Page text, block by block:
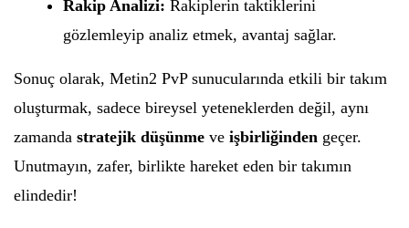
Rakip Analizi: Rakiplerin taktiklerini
gözlemleyip analiz etmek, avantaj sağlar.
Sonuç olarak, Metin2 PvP sunucularında etkili bir takım
oluşturmak, sadece bireysel yeteneklerden değil, aynı
zamanda stratejik düşünme ve işbirliğinden geçer.
Unutmayın, zafer, birlikte hareket eden bir takımın
elindedir!